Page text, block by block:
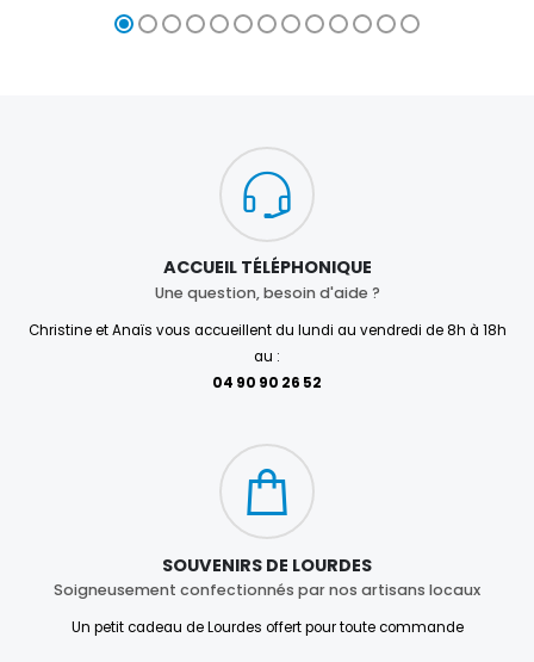
ACCUEIL TÉLÉPHONIQUE
Une question, besoin d'aide ?
Christine et Anaïs vous accueillent du lundi au vendredi de 8h à 18h
au :
04 90 90 26 52
SOUVENIRS DE LOURDES
Soigneusement confectionnés par nos artisans locaux
Un petit cadeau de Lourdes offert pour toute commande